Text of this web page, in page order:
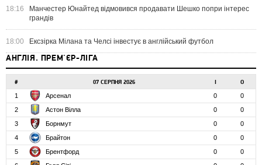
18:16
Манчестер Юнайтед відмовився продавати Шешко попри інтерес
грандів
18:00 Ексзірка Мілана та Челсі інвестує в англійський футбол
АНГЛІЯ. ПРЕМ'ЄР-ЛІГА
# 07 СЕРПНЯ 2026 І О
1 Арсенал 0
0
2
Астон Вілла 0
0
3
Борнмут 0
0
4
Брайтон 0
0
5
Брентфорд 0
0